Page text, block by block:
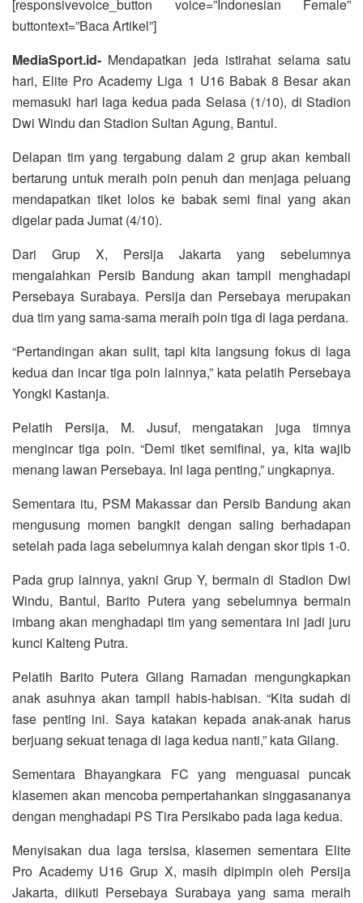
[responsivevoice_button voice=”Indonesian Female”
buttontext=”Baca Artikel”]
MediaSport.id- Mendapatkan jeda istirahat selama satu
hari, Elite Pro Academy Liga 1 U16 Babak 8 Besar akan
memasuki hari laga kedua pada Selasa (1/10), di Stadion
Dwi Windu dan Stadion Sultan Agung, Bantul.
Delapan tim yang tergabung dalam 2 grup akan kembali
bertarung untuk meraih poin penuh dan menjaga peluang
mendapatkan tiket lolos ke babak semi final yang akan
digelar pada Jumat (4/10).
Dari Grup X, Persija Jakarta yang sebelumnya
mengalahkan Persib Bandung akan tampil menghadapi
Persebaya Surabaya. Persija dan Persebaya merupakan
dua tim yang sama-sama meraih poin tiga di laga perdana.
“Pertandingan akan sulit, tapi kita langsung fokus di laga
kedua dan incar tiga poin lainnya,” kata pelatih Persebaya
Yongki Kastanja.
Pelatih Persija, M. Jusuf, mengatakan juga timnya
mengincar tiga poin. “Demi tiket semifinal, ya, kita wajib
menang lawan Persebaya. Ini laga penting,” ungkapnya.
Sementara itu, PSM Makassar dan Persib Bandung akan
mengusung momen bangkit dengan saling berhadapan
setelah pada laga sebelumnya kalah dengan skor tipis 1-0.
Pada grup lainnya, yakni Grup Y, bermain di Stadion Dwi
Windu, Bantul, Barito Putera yang sebelumnya bermain
imbang akan menghadapi tim yang sementara ini jadi juru
kunci Kalteng Putra.
Pelatih Barito Putera Gilang Ramadan mengungkapkan
anak asuhnya akan tampil habis-habisan. “Kita sudah di
fase penting ini. Saya katakan kepada anak-anak harus
berjuang sekuat tenaga di laga kedua nanti,” kata Gilang.
Sementara Bhayangkara FC yang menguasai puncak
klasemen akan mencoba pempertahankan singgasananya
dengan menghadapi PS Tira Persikabo pada laga kedua.
Menyisakan dua laga tersisa, klasemen sementara Elite
Pro Academy U16 Grup X, masih dipimpin oleh Persija
Jakarta, diikuti Persebaya Surabaya yang sama meraih